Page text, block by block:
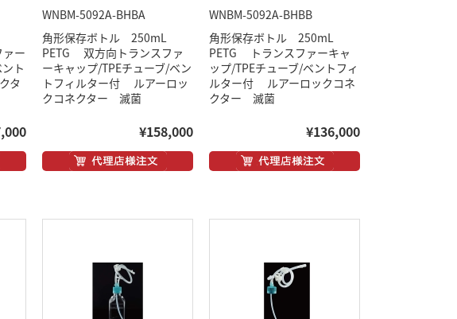
ー
ト
タ
WNBM-5092A-BHBA
角形保存ボトル 250mL
PETG 双方向トランスファ
ーキャップ/TPEチューブ/ベン
トフィルター付 ルアーロッ
クコネクター 滅菌
¥158,000
WNBM-5092A-BHBB
角形保存ボトル 250mL
PETG トランスファーキャ
ップ/TPEチューブ/ベントフィ
ルター付 ルアーロックコネ
クター 滅菌
¥136,000